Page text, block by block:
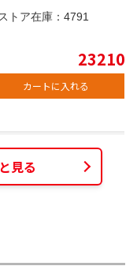
トア在庫： 4791
23210
カートに入れる
見る